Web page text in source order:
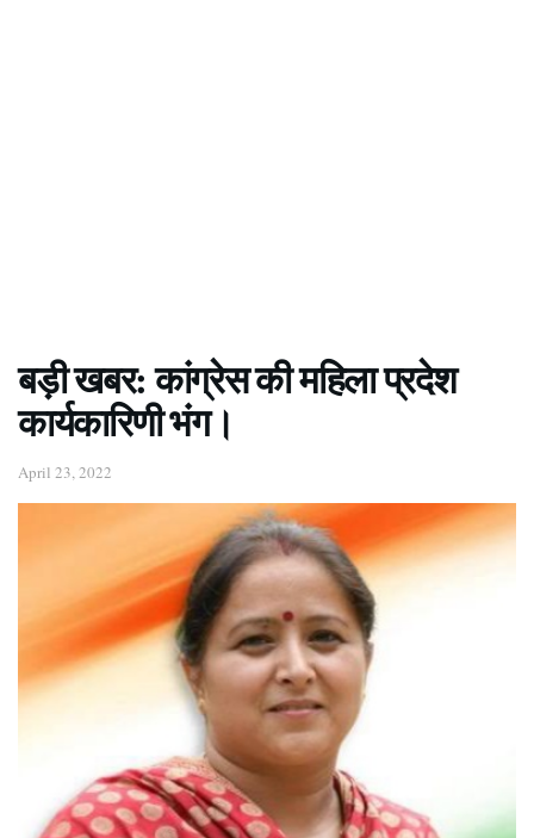
बड़ी खबर: कांग्रेस की महिला प्रदेश
कार्यकारिणी भंग।
April 23, 2022